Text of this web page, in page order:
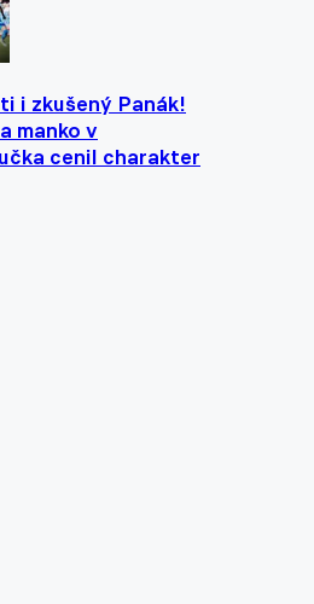
i zkušený Panák!
manko v
cenil charakter